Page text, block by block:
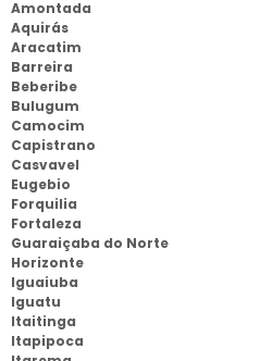
Amontada
Aquirás
Aracatim
Barreira
Beberibe
Bulugum
Camocim
Capistrano
Casvavel
Eugebio
Forquilia
Fortaleza
Guaraiçaba do Norte
Horizonte
Iguaiuba
Iguatu
Itaitinga
Itapipoca